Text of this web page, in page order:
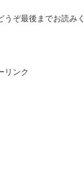
ぞ最後までお読みく
リンク